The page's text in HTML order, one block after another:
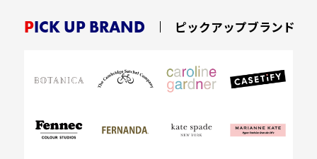
PICK UP BRAND ピックアップブランド